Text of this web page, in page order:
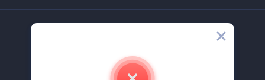
Renderforest 企業情報
お問い合わせ